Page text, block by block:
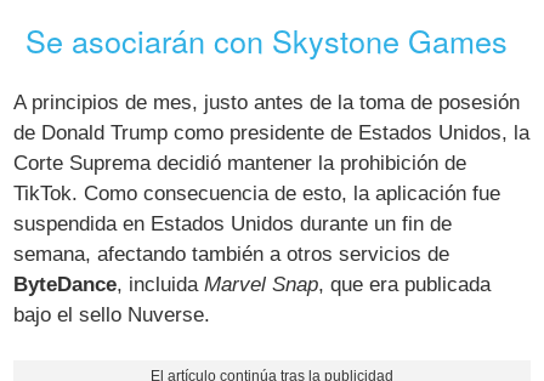
Se asociarán con Skystone Games
A principios de mes, justo antes de la toma de posesión
de Donald Trump como presidente de Estados Unidos, la
Corte Suprema decidió mantener la prohibición de
TikTok. Como consecuencia de esto, la aplicación fue
suspendida en Estados Unidos durante un fin de
semana, afectando también a otros servicios de
ByteDance, incluidaMarvel Snap, que era publicada
bajo el sello Nuverse.